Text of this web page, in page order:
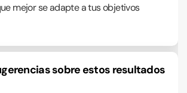
mejor se adapte a tus objetivos
sobre estos resultados